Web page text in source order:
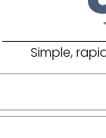
Simple,